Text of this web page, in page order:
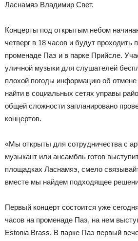
Ласнамяэ Владимир Свет.
Концерты под открытым небом
четверг в 18 часов и будут проходить
променаде Паэ и в парке Прийсле.
уличной музыки для слушателей
плохой погоды информацию об
найти в социальных сетях управы
общей сложности запланировано
концертов.
«Мы открыты для сотрудничества с
музыкант или ансамбль готов
площадках Ласнамяэ, смело
вместе мы найдем подходящее
Первый концерт состоится уже
часов на променаде Паэ, на нем
Estonia Brass. В парке Паэ первый